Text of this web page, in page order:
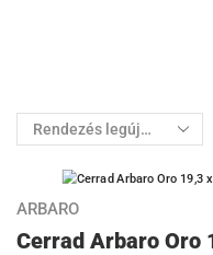
AKCIÓ
ARBARO
Cerrad Arbaro Oro